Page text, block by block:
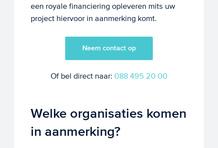
een royale financiering opleveren mits uw
project hiervoor in aanmerking komt.
Neem contact op
Of bel direct naar: 088 495 20 00
Welke organisaties komen
in aanmerking?